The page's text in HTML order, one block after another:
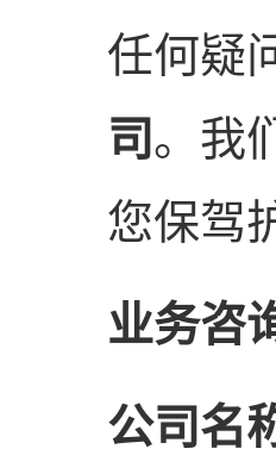
任何疑
司。我
您保驾
业务咨
公司名